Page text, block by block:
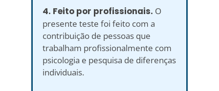
4. Feito por profissionais. O
presente teste foi feito com a
contribuição de pessoas que
trabalham profissionalmente com
psicologia e pesquisa de diferenças
individuais.